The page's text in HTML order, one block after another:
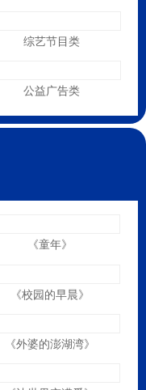
综艺节目类
公益广告类
《童年》
《校园的早晨》
《外婆的澎湖湾》